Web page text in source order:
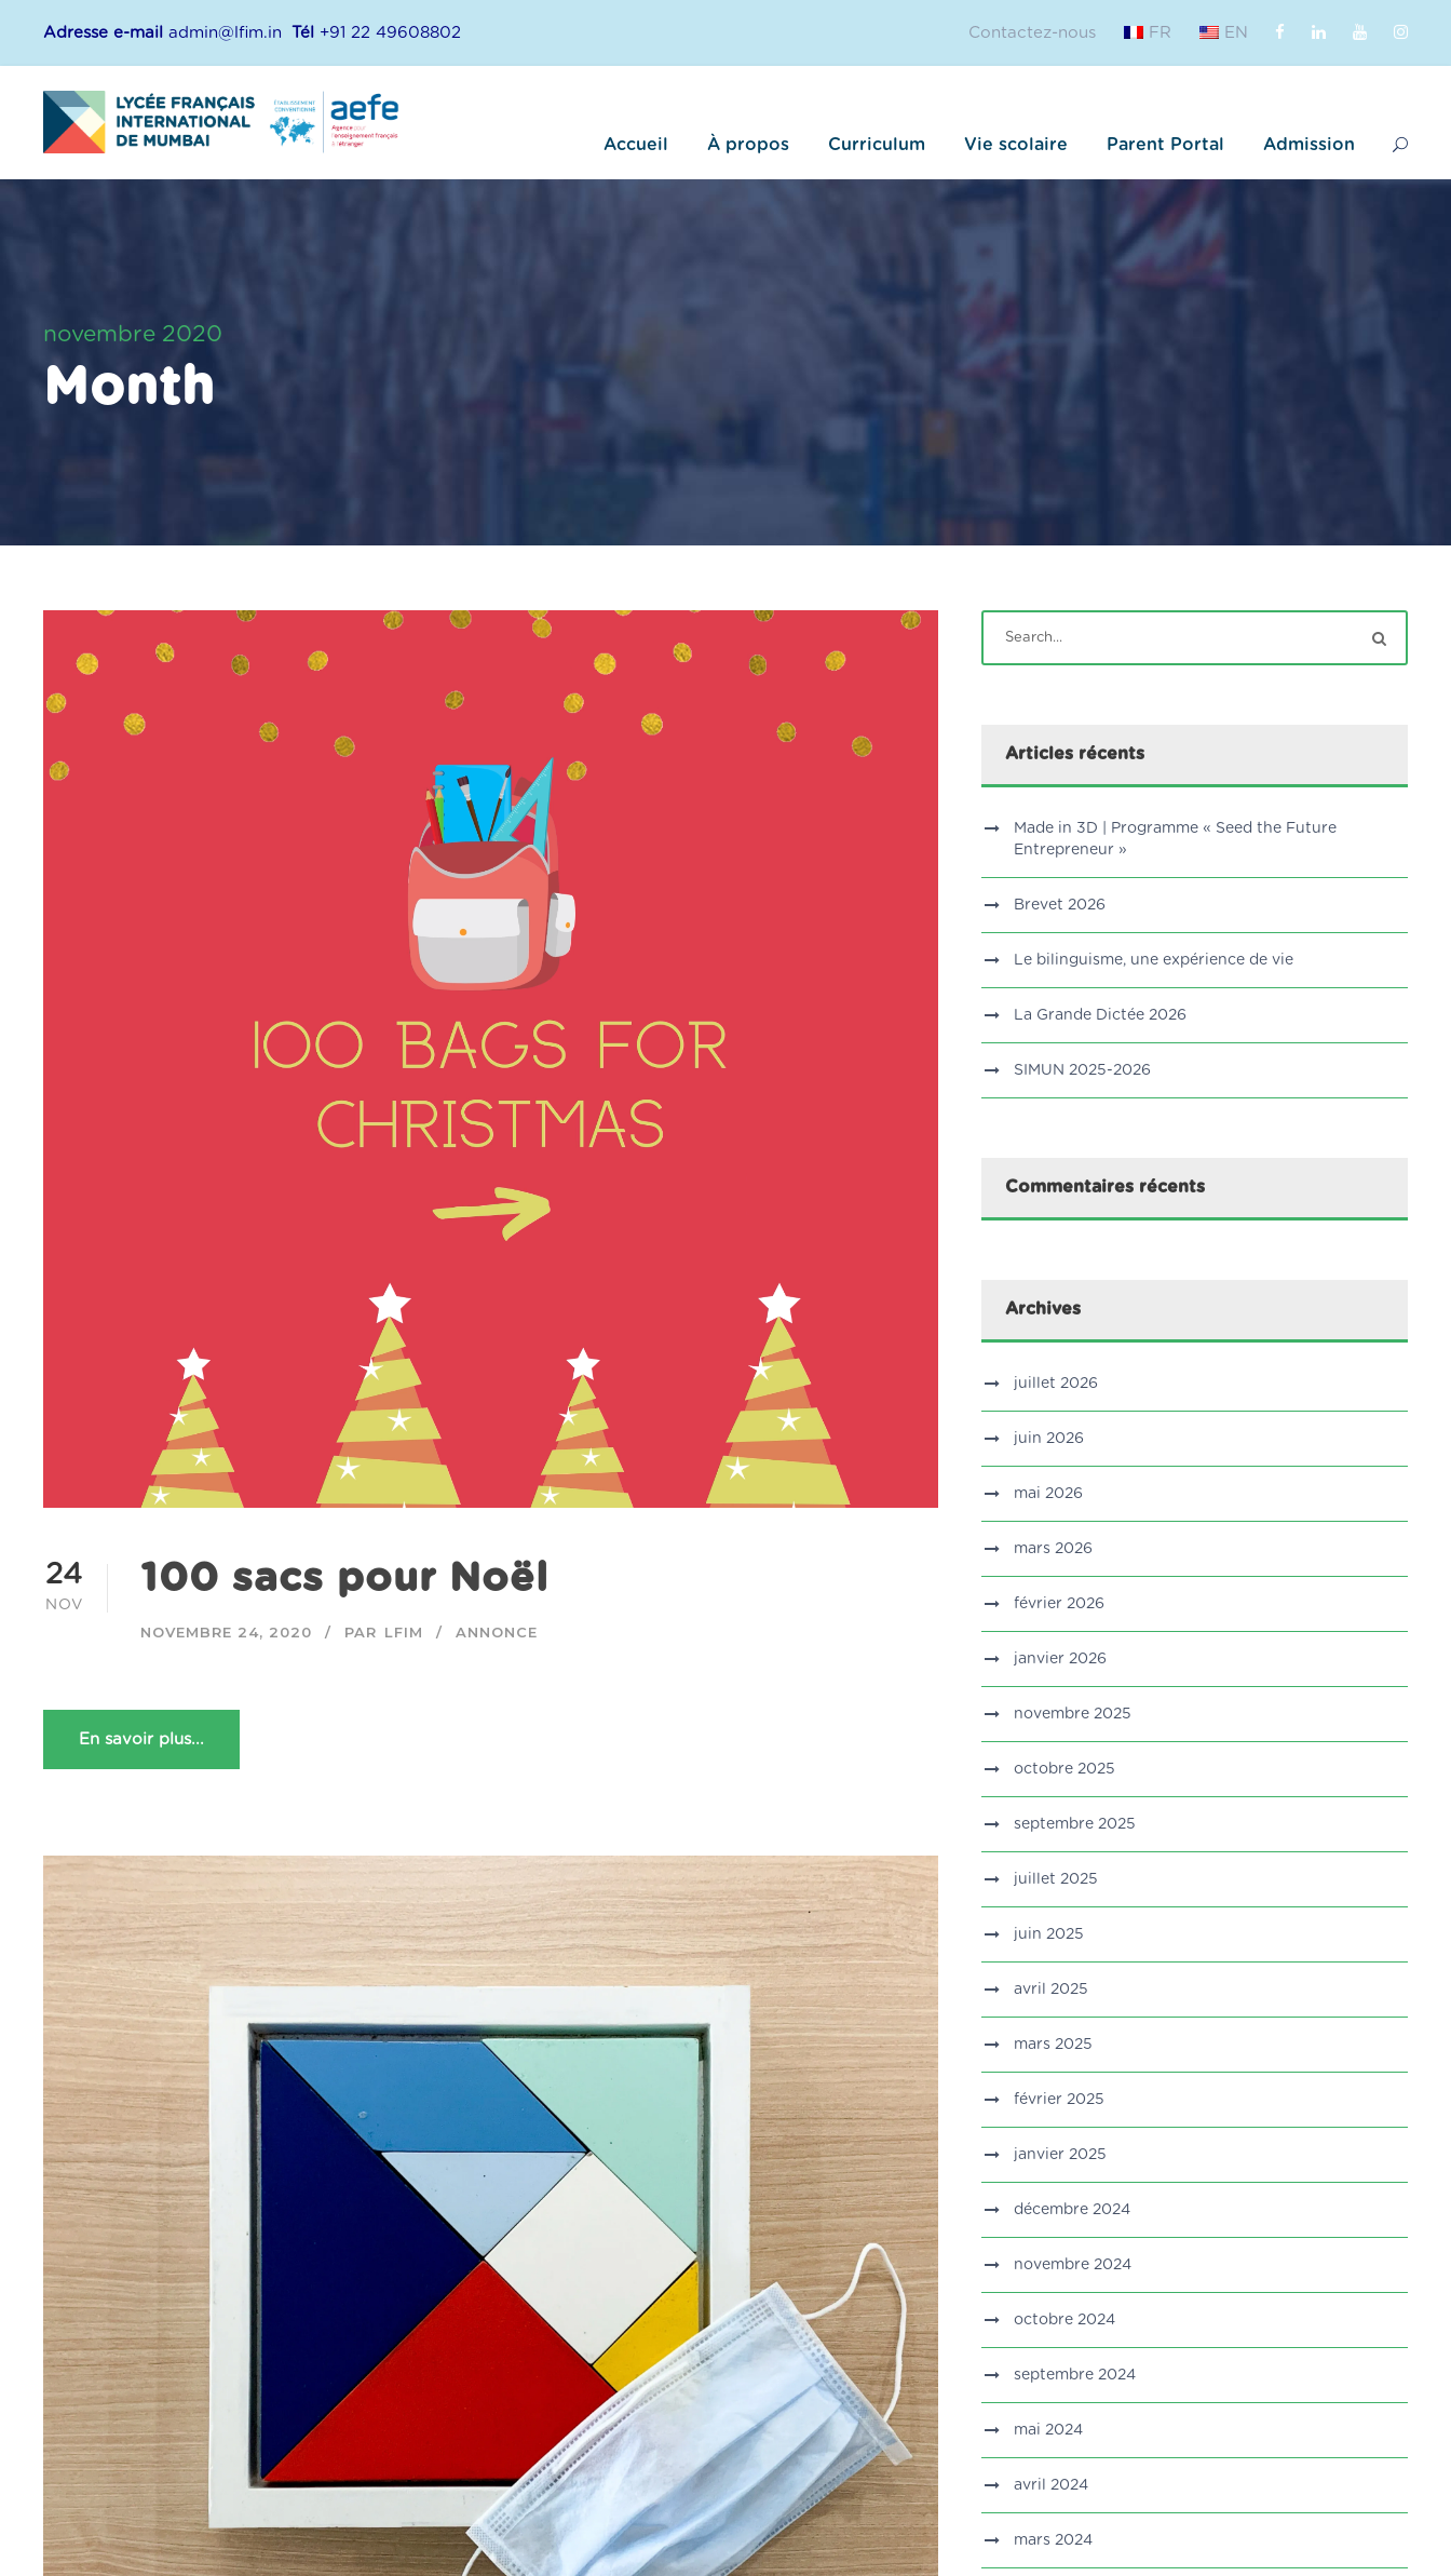
Adresse e-mail admin@lfim.in Tél +91 22 49608802 Contactez-nous FR EN
Accueil À propos Curriculum Vie scolaire Parent Portal Admission
novembre 2020
Month
24
NOV
100 sacs pour Noël
NOVEMBRE 24, 2020 PAR LFIM ANNONCE
En savoir plus...
Articles récents
Made in 3D | Programme « Seed the Future
Entrepreneur »
Brevet 2026
Le bilinguisme, une expérience de vie
La Grande Dictée 2026
SIMUN 2025-2026
Commentaires récents
Archives
juillet 2026
juin 2026
mai 2026
mars 2026
février 2026
janvier 2026
novembre 2025
octobre 2025
septembre 2025
juillet 2025
juin 2025
avril 2025
mars 2025
février 2025
janvier 2025
décembre 2024
novembre 2024
octobre 2024
septembre 2024
mai 2024
avril 2024
mars 2024